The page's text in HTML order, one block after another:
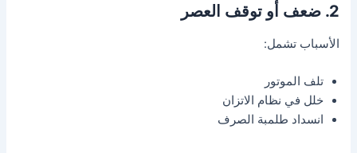
2. ضعف أو توقف العصر
الأسباب تشمل:
تلف الموتور
خلل في نظام الاتزان
انسداد طلمبة الصرف